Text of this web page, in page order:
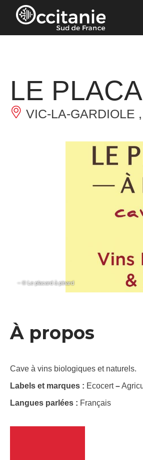
Panneau de gestion des cookies
LE
VIC-LA-GARDIOLE
– © Le placard à pinard
À propos
Cave à vins biologiques et naturels.
Labels et marques : Ecocert–
Langues parlées : Français